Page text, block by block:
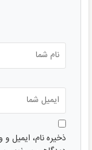
ذخیره نام، ایمیل